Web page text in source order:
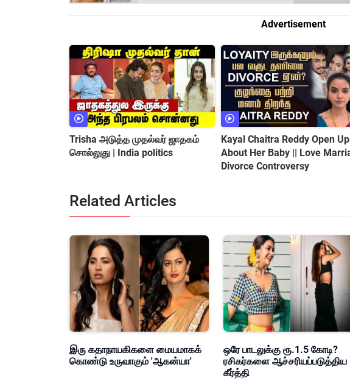
Advertisement
Trisha அடுத்த முதல்வர் ஜாதகம்
சொல்லுது | India politics
Kayal Chaitra Reddy Open Up
About Her Baby || Love Marriage
Divorce Controversy
Related Articles
இரு கதாநாயகிகளை மையமாகக்
கொண்டு உருவாகும் 'ஆகன்யா'
ஒரே பாடலுக்கு ரூ.1.5 கோடி?
ரசிகர்களை ஆச்சரியப்படுத்திய
கீர்த்தி